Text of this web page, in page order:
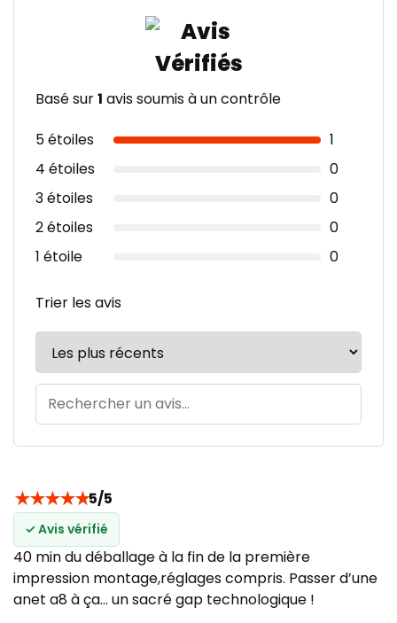
Basé sur1 avis soumis à un contrôle
5 étoiles
1
4 étoiles
0
3 étoiles
0
2 étoiles
0
1 étoile
0
Trier les avis
★★★★★5/5
✓ Avis vérifié
40 min du déballage à la fin de la première
impression montage,réglages compris. Passer d’une
anet a8 à ça... un sacré gap technologique !